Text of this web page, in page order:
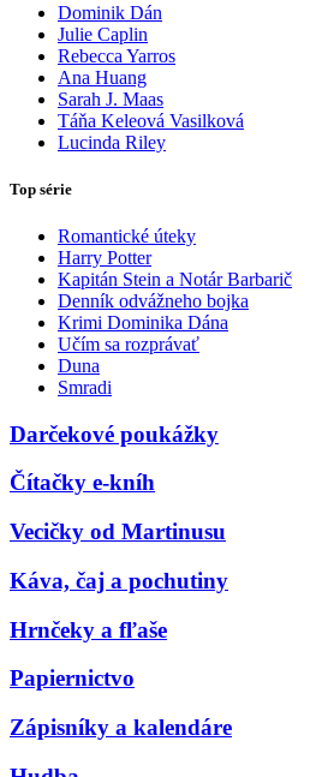
Dominik Dán
Julie Caplin
Rebecca Yarros
Ana Huang
Sarah J. Maas
Táňa Keleová Vasilková
Lucinda Riley
Top série
Romantické úteky
Harry Potter
Kapitán Stein a Notár Barbarič
Denník odvážneho bojka
Krimi Dominika Dána
Učím sa rozprávať
Duna
Smradi
Darčekové poukážky
Čítačky e-kníh
Vecičky od Martinusu
Káva, čaj a pochutiny
Hrnčeky a fľaše
Papiernictvo
Zápisníky a kalendáre